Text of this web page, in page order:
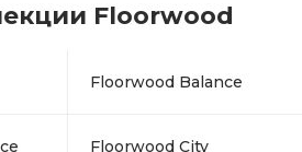
Floorwood
Floorwood Balance
Floorwood City